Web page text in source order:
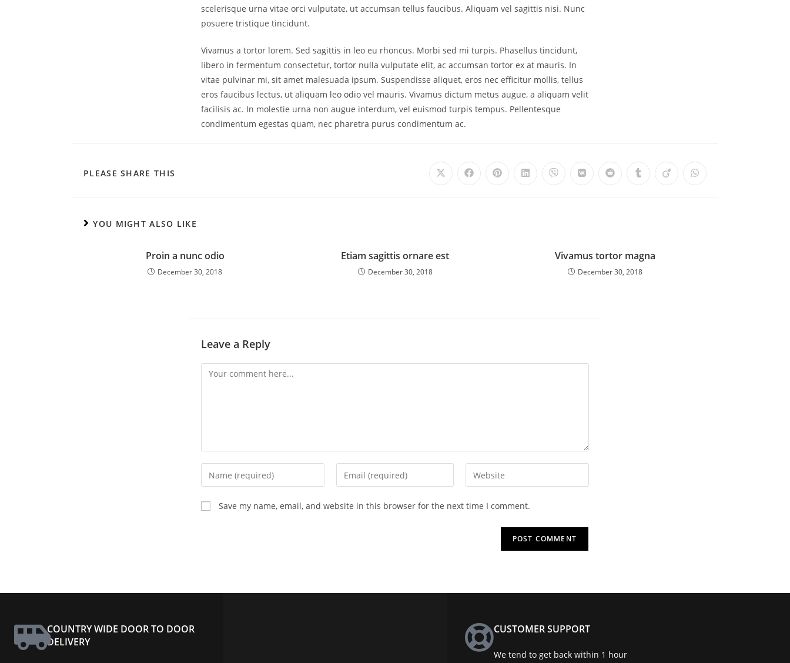
scelerisque urna vitae orci vulputate, ut accumsan tellus faucibus. Aliquam vel sagittis nisi. Nunc
posuere tristique tincidunt.
Vivamus a tortor lorem. Sed sagittis in leo eu rhoncus. Morbi sed mi turpis. Phasellus tincidunt,
libero in fermentum consectetur, tortor nulla vulputate elit, ac accumsan tortor ex at mauris. In
vitae pulvinar mi, sit amet malesuada ipsum. Suspendisse aliquet, eros nec efficitur mollis, tellus
eros faucibus lectus, ut aliquam leo odio vel mauris. Vivamus dictum metus augue, a aliquam velit
facilisis ac. In molestie urna non augue interdum, vel euismod turpis tempus. Pellentesque
condimentum egestas quam, nec pharetra purus condimentum ac.
PLEASE SHARE THIS
YOU MIGHT ALSO LIKE
Proin a nunc odio
December 30, 2018
Etiam sagittis ornare est
December 30, 2018
Vivamus tortor magna
December 30, 2018
Leave a Reply
Save my name, email, and website in this browser for the next time I comment.
COUNTRY WIDE DOOR TO DOOR
DELIVERY
CUSTOMER SUPPORT
We tend to get back within 1 hour